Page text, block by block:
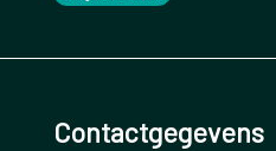
Contactgegevens